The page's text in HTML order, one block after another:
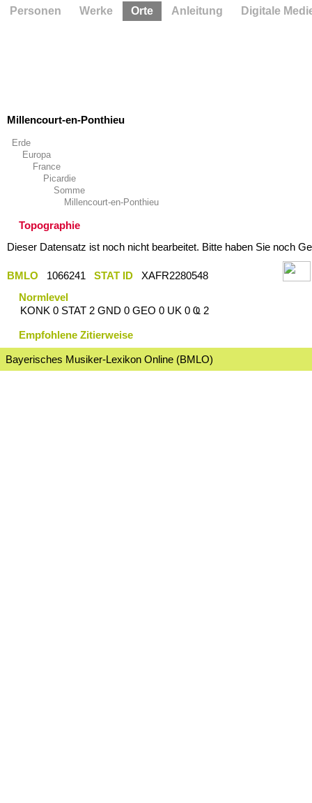
Millencourt-en-Ponthieu
Erde
Europa
France
Picardie
Somme
Millencourt-en-Ponthieu
Topographie
Dieser Datensatz ist noch nicht bearbeitet. Bitte haben Sie noch
BMLO 1066241 STAT ID
XAFR2280548
Normlevel
KONK 0 STAT 2 GND 0 GEO 0 UK 0 Ҩ 2
Empfohlene Zitierweise
Bayerisches Musiker-Lexikon Online (BMLO)
Personen Werke Orte Anleitung Digitale